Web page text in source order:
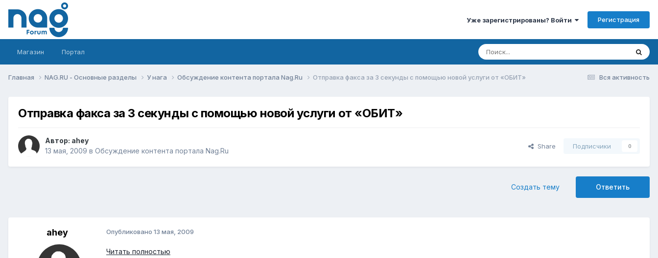
Уже зарегистрированы? Войти Регистрация
Магазин Портал
Вся активность
Главная NAG.RU - Основные разделы У нага Обсуждение контента портала Nag.Ru Отправка факса за 3 секунды с помощью новой услуги от «ОБИТ»
Отправка факса за 3 секунды с помощью новой услуги от «ОБИТ»
Автор: ahey
13 мая, 2009 в Обсуждение контента портала Nag.Ru
Share Подписчики 0
Ответить
Создать тему
ahey Опубликовано 13 мая, 2009
Читать полностью